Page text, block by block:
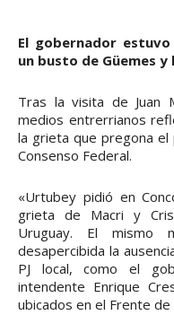
El gobernador
un busto de Güemes
Tras la visita de Juan
medios entrerrianos
la grieta que pregona
Consenso Federal.
«Urtubey pidió en
grieta de Macri y
Uruguay. El mismo
desapercibida la
PJ local, como el
intendente Enrique
ubicados en el Frente de